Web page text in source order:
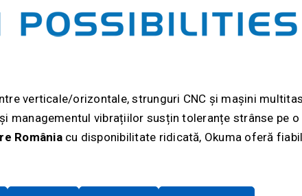
verticale/orizontale, strunguri CNC și mașini
managementul vibrațiilor susțin toleranțe strânse pe o
Româniacu disponibilitate ridicată, Okuma oferă